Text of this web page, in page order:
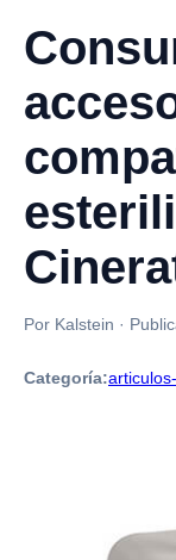
Por Kalstein ·
Categoría: